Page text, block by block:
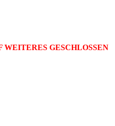
WEITERES GESCHLOSSEN